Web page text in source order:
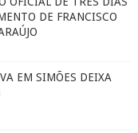
DE FRANCISCO
EM SIMÕES DEIXA